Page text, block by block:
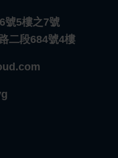
號5樓之7號
二段684號4樓